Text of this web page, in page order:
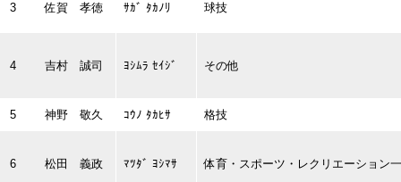
3 佐賀 孝徳 ｻｶﾞ ﾀｶﾉﾘ 球技
4 吉村 誠司 ﾖｼﾑﾗ ｾｲｼﾞ その他
5 神野 敬久 ｺｳﾉ ﾀｶﾋｻ 格技
6 松田 義政 ﾏﾂﾀﾞ ﾖｼﾏｻ 体育・スポーツ・レクリエーション